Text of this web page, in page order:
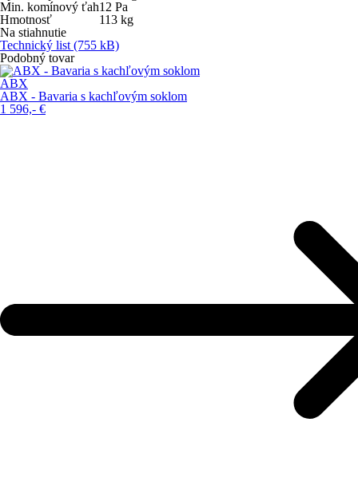
Min. komínový ťah12 Pa
Hmotnosť
113 kg
Na stiahnutie
Technický list (755 kB)
Podobný tovar
ABX
ABX - Bavaria s kachľovým soklom
1 596,- €